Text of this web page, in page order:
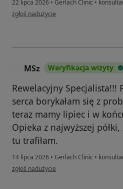
22 lipca 2026 • Gerlach Clinic •
w opinii użytkownika Tomasz
zgłoś nadużycie
MSz Weryfikacja wizyty
Rewelacyjny Specjalista!!!
serca borykałam się z
teraz mamy lipiec i w
Opieka z najwyższej
tu trafiłam.
14 lipca 2026 • Gerlach Clinic •
w opinii użytkownika MSz
zgłoś nadużycie